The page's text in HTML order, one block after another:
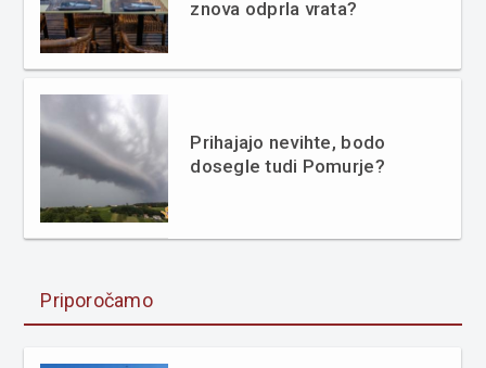
znova odprla vrata?
Prihajajo nevihte, bodo
dosegle tudi Pomurje?
Priporočamo